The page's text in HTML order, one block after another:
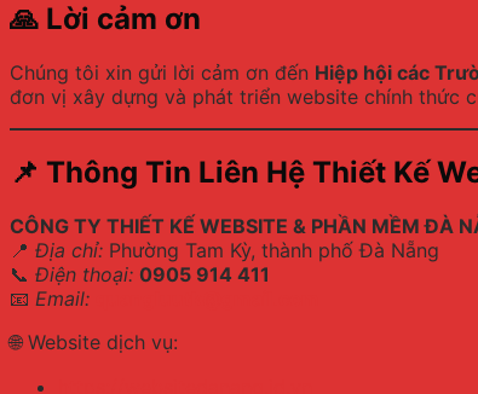
🙏 Lời cảm ơn
Chúng tôi xin gửi lời cảm ơn đến Hiệp hội các
đơn vị xây dựng và phát triển website chính thức
📌 Thông Tin Liên Hệ Thiết Kế
CÔNG TY THIẾT KẾ WEBSITE & PHẦN MỀM ĐÀ
📍 Địa chỉ: Phường Tam Kỳ, thành phố Đà Nẵng
📞 Điện thoại: 0905 914 411
📧 Email:
🌐 Website dịch vụ: